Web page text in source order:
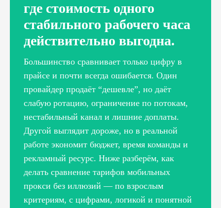
где стоимость одного
стабильного рабочего часа
действительно выгодна.
Большинство сравнивает только цифру в
прайсе и почти всегда ошибается. Один
провайдер продаёт “дешевле”, но даёт
слабую ротацию, ограничение по потокам,
нестабильный канал и лишние доплаты.
Другой выглядит дороже, но в реальной
работе экономит бюджет, время команды и
рекламный ресурс. Ниже разберём, как
делать сравнение тарифов мобильных
прокси без иллюзий — по взрослым
критериям, с цифрами, логикой и понятной